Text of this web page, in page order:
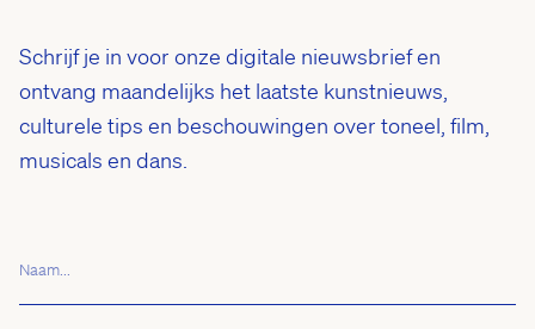
Schrijf je in voor onze digitale nieuwsbrief en
ontvang maandelijks het laatste kunstnieuws,
culturele tips en beschouwingen over toneel, film,
musicals en dans.